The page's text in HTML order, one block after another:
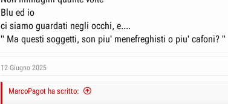
Blu ed io
ci siamo guardati negli occhi, e....
" Ma questi soggetti, son piu' menefreghisti o piu' cafoni? "
12 Giugno 2025
MarcoPagot ha scritto: